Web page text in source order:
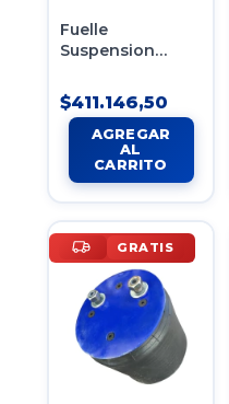
Fuelle
Suspension
Tipo 480
Firestone Boero
$411.146,50
GRATIS